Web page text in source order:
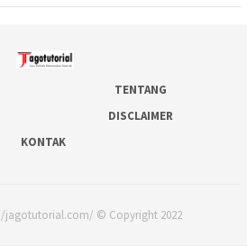
TENTANG
DISCLAIMER
KONTAK
jagotutorial.com/ © Copyright 2022